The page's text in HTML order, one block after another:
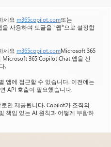
세요 m365copilot.com또는
사용하여 토글을 "웹"으로 설정합
세요 m365copilot.comMicrosoft 365
365 Copilot Chat 앱을 선
.
앱에 접근할 수 있습니다. 이전에는
API 호출이 필요했습니다.
만 제공됩니다. Copilot가 조직의
책임 있는 AI 원칙과 어떻게 부합하